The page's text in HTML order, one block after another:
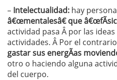
– Intelectualidad: hay
â€œmentalesâ€ que
actividad pasa Â por las
actividades. Â Por el
gastar sus energÃ­as
otro o haciendo alguna
del cuerpo.